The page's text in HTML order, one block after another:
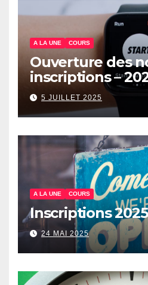
A LA UNE COURS
Ouverture des
inscriptions –
5 JUILLET 2025
A LA UNE COURS
Inscriptions
24 MAI 2025